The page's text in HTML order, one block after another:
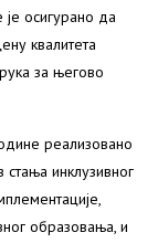
је осигурано да
квалитета
за његово
реализовано
инклузивног
образовања, и